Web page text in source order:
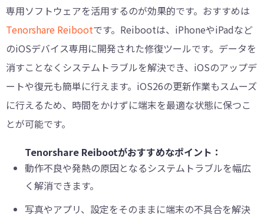
専用ソフトウェアを活用するのが効果的です。おすすめは
Tenorshare Reibootです。Reibootは、iPhoneやiPadなど
のiOSデバイス専用に開発された修復ツールです。データを
消すことなくシステムトラブルを解決でき、iOSのアップデ
ートや復元も簡単に行えます。iOS26の更新作業もスムーズ
に行えるため、時間をかけずに端末を最適な状態に保つこ
とが可能です。
Tenorshare Reibootがおすすめなポイント：
動作不良や発熱の原因となるシステムトラブルを幅広
く解消できます。
写真やアプリ、設定をそのままに端末の不具合を解決